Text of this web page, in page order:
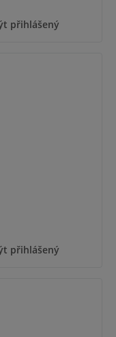
přihlášený
přihlášený